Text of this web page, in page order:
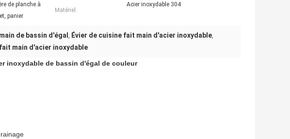
de planche à
panier
Matériel:
Acier inoxydable 304
de bassin d'égal , Évier de cuisine fait main d'acier inoxydable,
main d'acier inoxydable
inoxydable de bassin d'égal de couleur